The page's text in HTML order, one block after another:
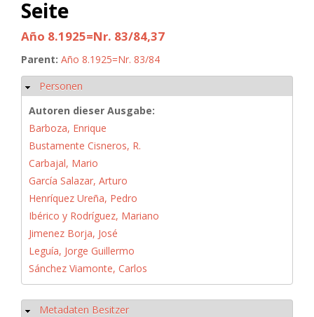
Seite
Año 8.1925=Nr. 83/84,37
Parent: Año 8.1925=Nr. 83/84
Ausblenden
Personen
Autoren dieser Ausgabe:
Barboza, Enrique
Bustamente Cisneros, R.
Carbajal, Mario
García Salazar, Arturo
Henríquez Ureña, Pedro
Ibérico y Rodríguez, Mariano
Jimenez Borja, José
Leguía, Jorge Guillermo
Sánchez Viamonte, Carlos
Ausblenden
Metadaten Besitzer